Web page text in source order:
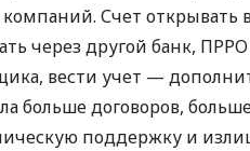
компаний. Счет открывать
через другой банк, ПРРО
вести учет —
больше договоров,
поддержку и